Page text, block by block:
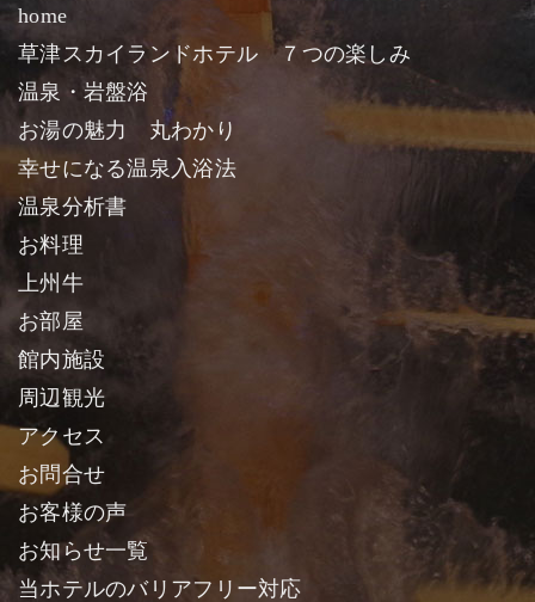
home
草津スカイランドホテル ７つの楽しみ
温泉・岩盤浴
お湯の魅力 丸わかり
幸せになる温泉入浴法
温泉分析書
お料理
上州牛
お部屋
館内施設
周辺観光
アクセス
お問合せ
お客様の声
お知らせ一覧
当ホテルのバリアフリー対応